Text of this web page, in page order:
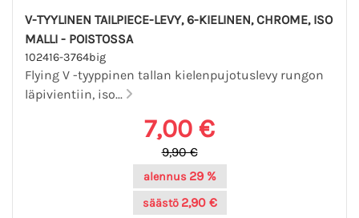
V-TYYLINEN TAILPIECE-LEVY, 6-KIELINEN, CHROME, ISO
MALLI - POISTOSSA
102416-3764big
Flying V -tyyppinen tallan kielenpujotuslevy rungon
läpivientiin, iso...
7,00 €
9,90 €
alennus 29 %
säästö 2,90 €